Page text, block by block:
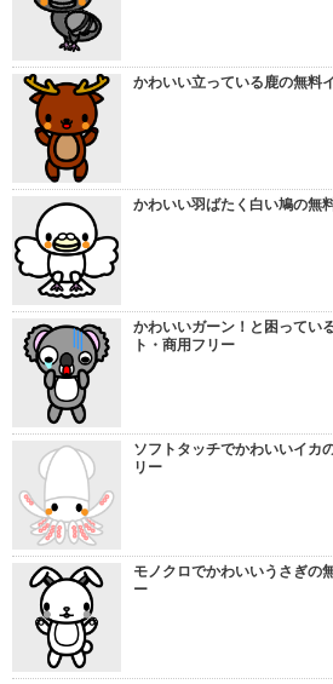
かわいい立っている鹿の無料
かわいい羽ばたく白い鳩の無
かわいいガーン！と困ってい
ト・商用フリー
ソフトタッチでかわいいイカ
リー
モノクロでかわいいうさぎの
ー